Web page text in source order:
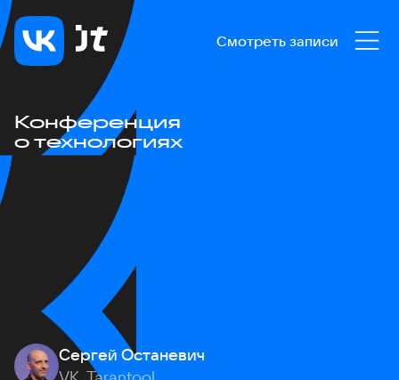
Смотреть записи
Конференция
о технологиях
Сергей Останевич